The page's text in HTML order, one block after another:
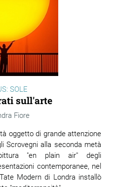
SOLE
sull'arte
Fiore
oggetto di grande attenzione
Scrovegni alla seconda metà
"en plain air" degli
contemporanee, nel
Modern di Londra installò